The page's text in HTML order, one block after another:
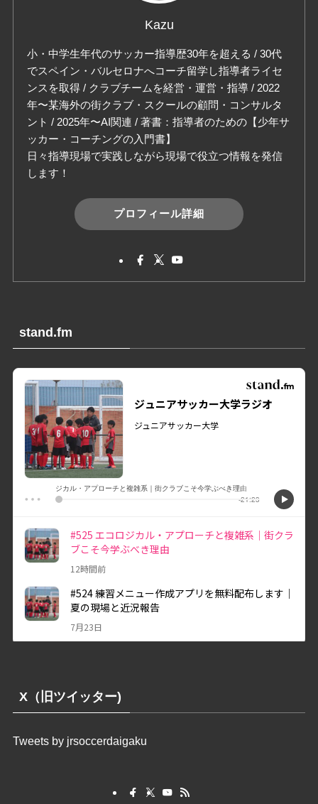
Kazu
小・中学生年代のサッカー指導歴30年を超える / 30代
でスペイン・バルセロナへコーチ留学し指導者ライセ
ンスを取得 / クラブチームを経営・運営・指導 / 2022
年〜某海外の街クラブ・スクールの顧問・コンサルタ
ント / 2025年〜AI関連 / 著書：指導者のための【少年サ
ッカー・コーチングの入門書】
日々指導現場で実践しながら現場で役立つ情報を発信
します！
プロフィール詳細
stand.fm
X（旧ツイッター)
Tweets by jrsoccerdaigaku